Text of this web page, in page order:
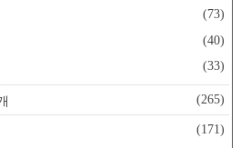
(73)
(40)
(33)
(265)
(171)